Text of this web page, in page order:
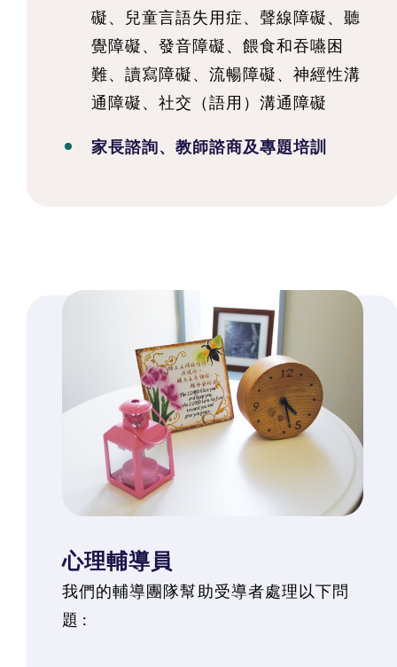
礙、兒童言語失用症、聲線障礙、聽
覺障礙、發音障礙、餵食和吞嚥困
難、讀寫障礙、流暢障礙、神經性溝
通障礙、社交（語用）溝通障礙
家長諮詢、教師諮商及專題培訓
心理輔導員
我們的輔導團隊幫助受導者處理以下問
題 :